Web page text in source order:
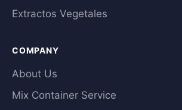
Extractos Vegetales
COMPANY
About Us
Mix Container Service